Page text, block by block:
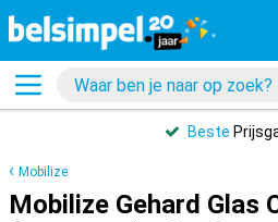
Beste
Mobilize
Mobilize Gehard Glas